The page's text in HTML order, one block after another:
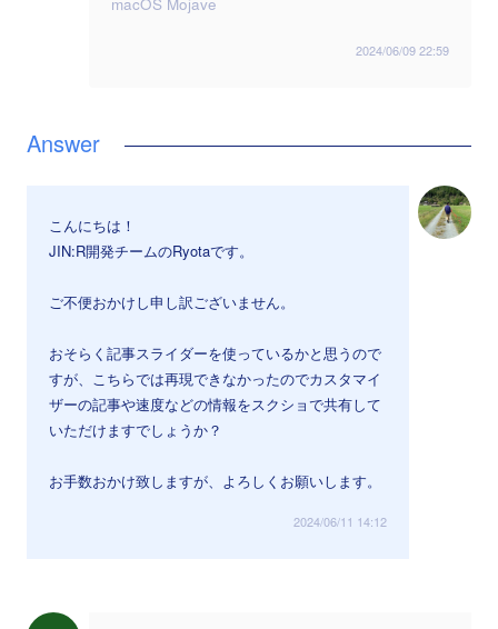
2024/06/09 22:59
こんにちは！
JIN:R開発チームのRyotaです。
ご不便おかけし申し訳ございません。
おそらく記事スライダーを使っているかと思うので
すが、こちらでは再現できなかったのでカスタマイ
ザーの記事や速度などの情報をスクショで共有して
いただけますでしょうか？
お手数おかけ致しますが、よろしくお願いします。
2024/06/11 14:12